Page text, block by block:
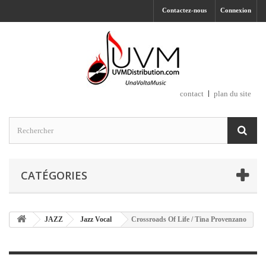
Connexion
Contactez-nous
contact plan du site
CATÉGORIES
JAZZ Jazz Vocal Crossroads Of Life / Tina Provenzano